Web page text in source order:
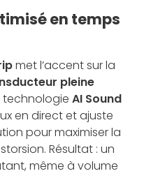
en temps
met l’accent sur la
pleine
technologie AI Sound
en direct et ajuste
pour maximiser la
Résultat : un
même à volume